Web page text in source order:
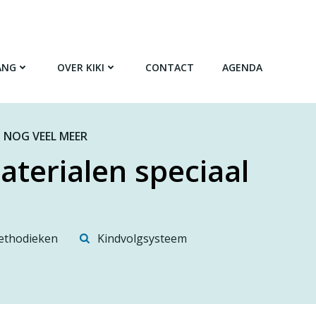
OVER KIKI CONTACT AGENDA
VEEL MEER
speciaal
Kindvolgsysteem